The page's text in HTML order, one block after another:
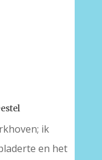
ik
en het